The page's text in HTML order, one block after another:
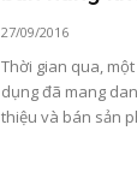
27/09/2016
Thời gian qua,
dụng đã mang
thiệu và bán sản